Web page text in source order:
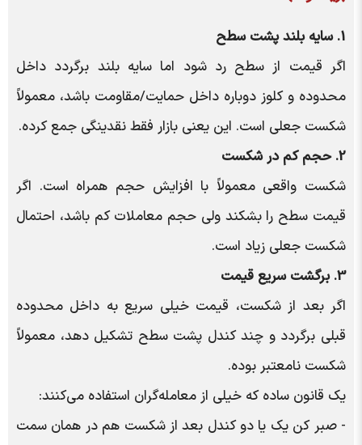
1. سایه بلند پشت سطح
اگر قیمت از سطح رد شود اما سایه بلند برگردد داخل
محدوده و کلوز دوباره داخل حمایت/مقاومت باشد، معمولاً
شکست جعلی است. این یعنی بازار فقط نقدینگی جمع کرده.
2. حجم کم در شکست
شکست واقعی معمولاً با افزایش حجم همراه است. اگر
قیمت سطح را بشکند ولی حجم معاملات کم باشد، احتمال
شکست جعلی زیاد است.
3. برگشت سریع قیمت
اگر بعد از شکست، قیمت خیلی سریع به داخل محدوده
قبلی برگردد و چند کندل پشت سطح تشکیل دهد، معمولاً
شکست نامعتبر بوده.
یک قانون ساده که خیلی از معامله‎‌گران استفاده می‌کنند:
- صبر کن یک یا دو کندل بعد از شکست هم در همان سمت